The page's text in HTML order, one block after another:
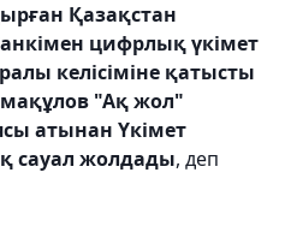
Қазақстан
цифрлық үкімет
келісіміне қатысты
"Ақ жол"
атынан Үкімет
сауал жолдады, деп